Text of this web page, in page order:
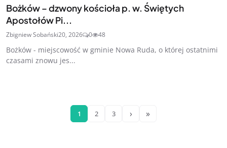
Bożków – dzwony kościoła p. w. Świętych
Apostołów Pi...
Zbigniew Sobański20, 2026 0 48
Bożków - miejscowość w gminie Nowa Ruda, o której ostatnimi
czasami znowu jes...
1 2 3 › »